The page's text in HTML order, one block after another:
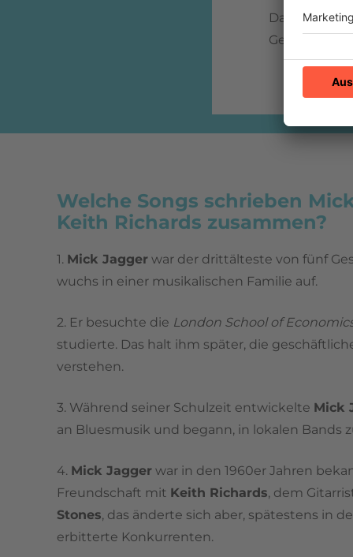
Dabei hatte
Welche Songs schrieben
Keith Richards zusammen?
1. Mick Jagger war der drittälteste von fünf
wuchs in einer musikalischen Familie auf.
2. Er besuchte die London School of
studierte. Das halt ihm später, die
verstehen.
3. Während seiner Schulzeit entwickelte Mick
an Bluesmusik und begann, in lokalen Bands
4. Mick Jagger war in den 1960er Jahren
Freundschaft mit Keith Richards, dem
Stones, das änderte sich aber, spätestens in
erbitterte Konkurrenten.